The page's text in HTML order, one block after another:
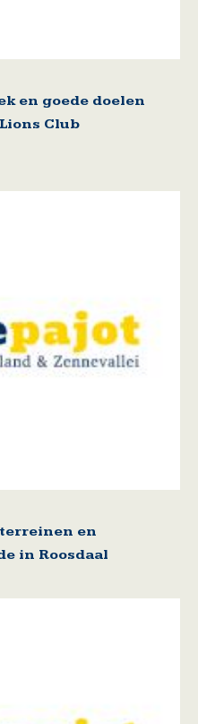
en goede doelen
Club
en
in Roosdaal